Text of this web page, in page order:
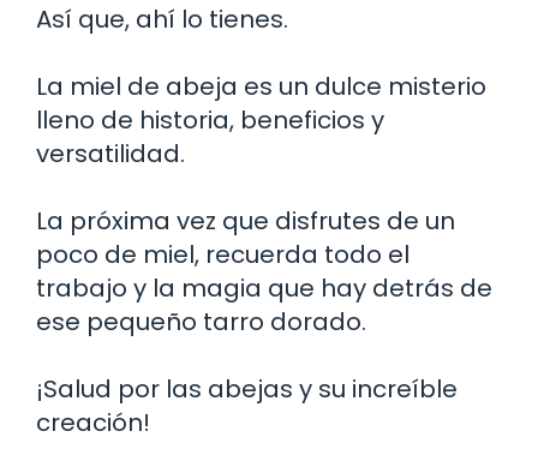
Así que, ahí lo tienes.
La miel de abeja es un dulce misterio
lleno de historia, beneficios y
versatilidad.
La próxima vez que disfrutes de un
poco de miel, recuerda todo el
trabajo y la magia que hay detrás de
ese pequeño tarro dorado.
¡Salud por las abejas y su increíble
creación!